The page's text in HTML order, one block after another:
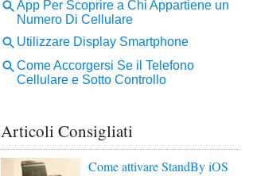
Articoli Consigliati
Come attivare StandBy iOS